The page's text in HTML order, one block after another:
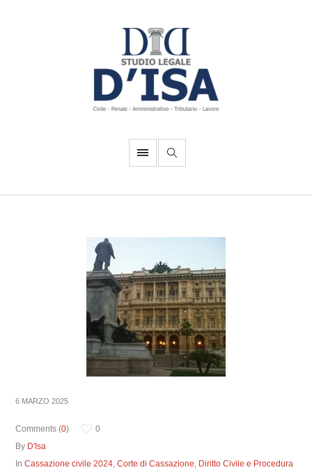
6 MARZO 2025
Comments (0)
0
By D'Isa
InCassazione civile 2024,Corte di Cassazione, Diritto Civile e Procedura